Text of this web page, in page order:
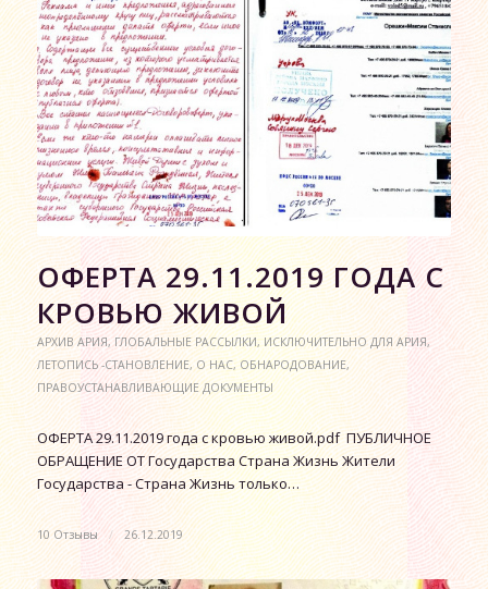
ОФЕРТА 29.11.2019 ГОДА С
КРОВЬЮ ЖИВОЙ
АРХИВ АРИЯ,ГЛОБАЛЬНЫЕ РАССЫЛКИ,ИСКЛЮЧИТЕЛЬНО ДЛЯ АРИЯ,
ЛЕТОПИСЬ -СТАНОВЛЕНИЕ,О НАС,ОБНАРОДОВАНИЕ,
ПРАВОУСТАНАВЛИВАЮЩИЕ ДОКУМЕНТЫ
ОФЕРТА 29.11.2019 года с кровью живой.pdf ПУБЛИЧНОЕ
ОБРАЩЕНИЕ ОТ Государства Страна Жизнь Жители
Государства - Страна Жизнь только…
10 Отзывы / 26.12.2019